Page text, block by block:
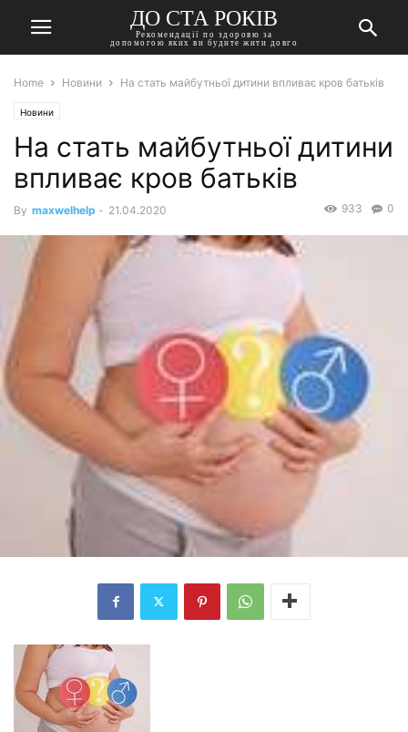
ДО СТА РОКІВ
Рекомендації по здоровю за
допомогою яких ви будите жити довго
Home Новини На стать майбутньої дитини впливає кров батьків
Новини
На стать майбутньої дитини
впливає кров батьків
By maxwelhelp - 21.04.2020 0
933